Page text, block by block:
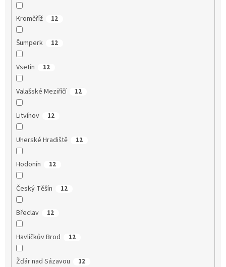
Kroměříž 12
Šumperk 12
Vsetín 12
Valašské Meziříčí 12
Litvínov 12
Uherské Hradiště 12
Hodonín 12
Český Těšín 12
Břeclav 12
Havlíčkův Brod 12
Žďár nad Sázavou 12